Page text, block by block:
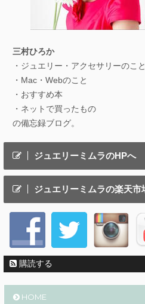
三村ひろか
・ジュエリー・アクセサリーのこと
・Mac・Webのこと
・おすすめ本
・ネットで買ったもの
の備忘録ブログ。
ジュエリーミムラのHPへ
ジュエリーミムラの楽天市
購読する
HOME